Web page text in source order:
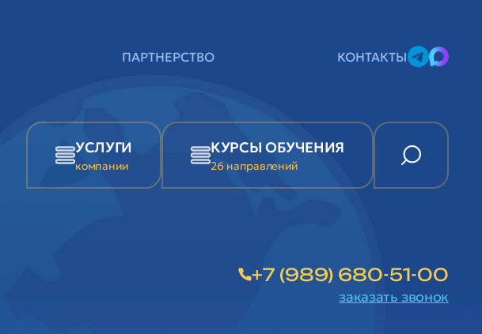
ПАРТНЕРСТВО КОНТАКТЫ
УСЛУГИ
компании
КУРСЫ ОБУЧЕНИЯ
26 направлений
+7 (989) 680-51-00
заказать звонок